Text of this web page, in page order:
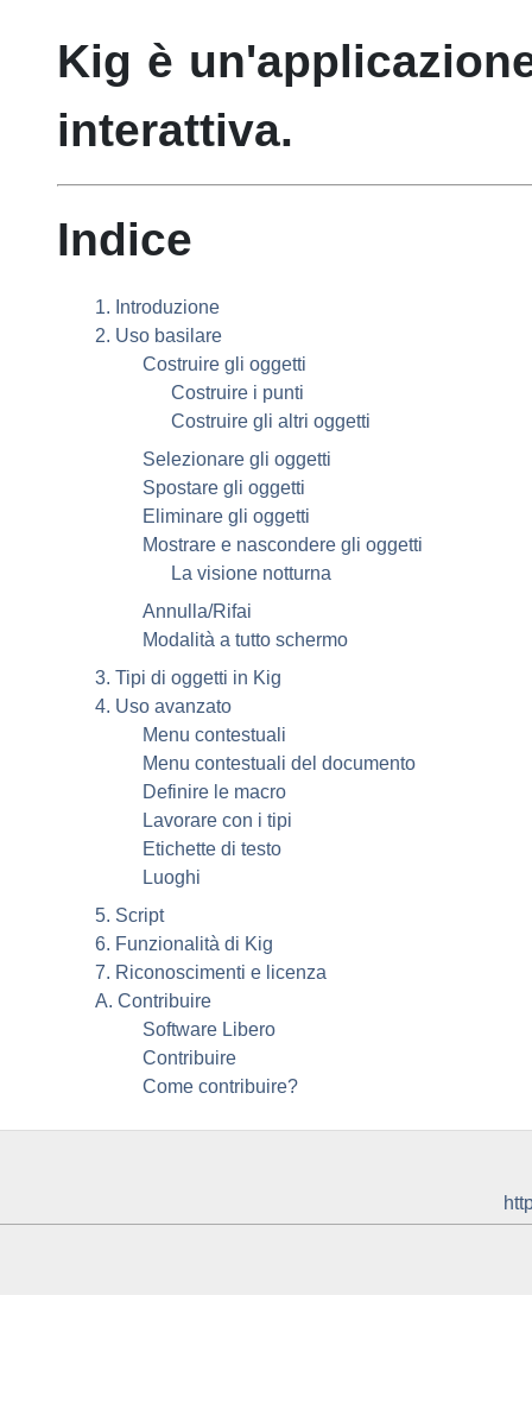
Kig è
interattiva.
Indice
1. Introduzione
2. Uso basilare
Costruire gli oggetti
Costruire i punti
Costruire gli altri oggetti
Selezionare gli oggetti
Spostare gli oggetti
Eliminare gli oggetti
Mostrare e nascondere gli oggetti
La visione notturna
Annulla/Rifai
Modalità a tutto schermo
3. Tipi di oggetti in Kig
4. Uso avanzato
Menu contestuali
Menu contestuali del documento
Definire le macro
Lavorare con i tipi
Etichette di testo
Luoghi
5. Script
6. Funzionalità di Kig
7. Riconoscimenti e licenza
A. Contribuire
Software Libero
Contribuire
Come contribuire?